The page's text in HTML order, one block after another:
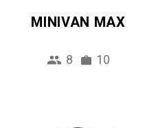
MINIVAN MAX
8 10